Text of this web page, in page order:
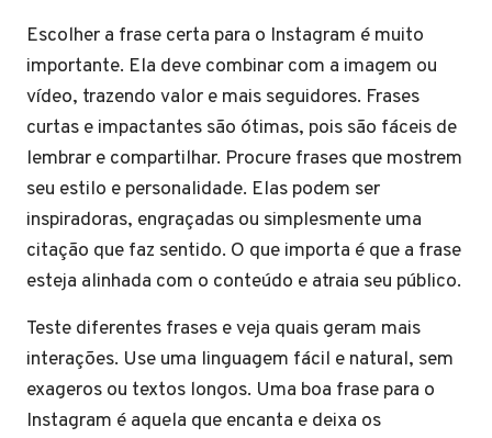
Escolher a frase certa para o Instagram é muito
importante. Ela deve combinar com a imagem ou
vídeo, trazendo valor e mais seguidores. Frases
curtas e impactantes são ótimas, pois são fáceis de
lembrar e compartilhar. Procure frases que mostrem
seu estilo e personalidade. Elas podem ser
inspiradoras, engraçadas ou simplesmente uma
citação que faz sentido. O que importa é que a frase
esteja alinhada com o conteúdo e atraia seu público.
Teste diferentes frases e veja quais geram mais
interações. Use uma linguagem fácil e natural, sem
exageros ou textos longos. Uma boa frase para o
Instagram é aquela que encanta e deixa os